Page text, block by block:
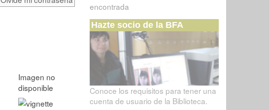
encontrada
Hazte socio de la BFA
Conoce los requisitos para tener una
cuenta de usuario de la Biblioteca.